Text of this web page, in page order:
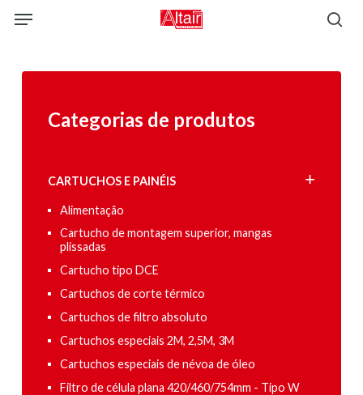
content
Menu
Categorias de produtos
CARTUCHOS E PAINÉIS
Alimentação
Cartucho de montagem superior, mangas
plissadas
Cartucho tipo DCE
Cartuchos de corte térmico
Cartuchos de filtro absoluto
Cartuchos especiais 2M, 2,5M, 3M
Cartuchos especiais de névoa de óleo
Filtro de célula plana 420/460/754mm - Tipo W